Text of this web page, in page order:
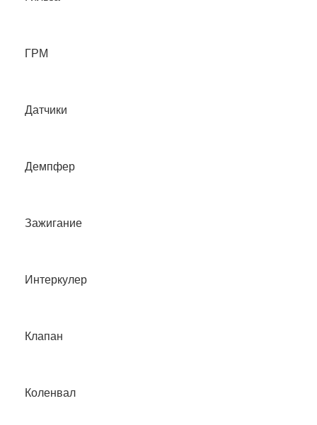
ГРМ
Датчики
Демпфер
Зажигание
Интеркулер
Клапан
Коленвал